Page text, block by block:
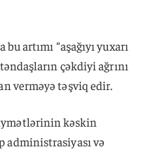
artımı “aşağıyı yuxarı
çəkdiyi ağrını
verməyə təşviq edir.
kəskin
administrasiyası və